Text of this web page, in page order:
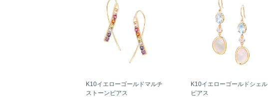
K10イエローゴールドマルチ
ストーンピアス
K10イエローゴールドシェル
ピアス